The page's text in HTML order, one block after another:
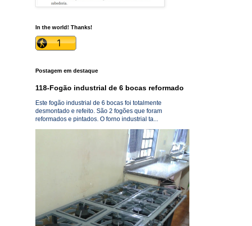
In the world! Thanks!
Postagem em destaque
118-Fogão industrial de 6 bocas reformado
Este fogão industrial de 6 bocas foi totalmente
desmontado e refeito. São 2 fogões que foram
reformados e pintados. O forno industrial ta...